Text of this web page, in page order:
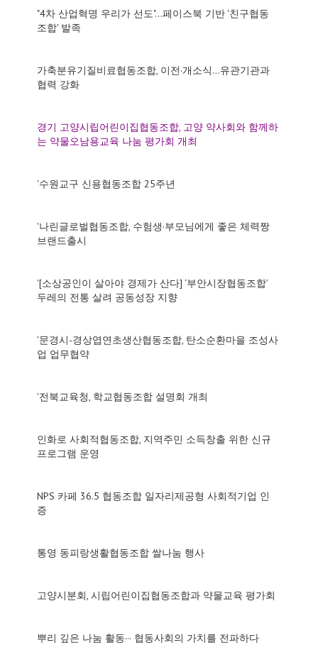
"4차 산업혁명 우리가 선도"…페이스북 기반 '친구협동
조합' 발족
가축분유기질비료협동조합, 이전·개소식…유관기관과
협력 강화
경기 고양시립어린이집협동조합, 고양 약사회와 함께하
는 약물오남용교육 나눔 평가회 개최
'수원교구 신용협동조합 25주년
'나린글로벌협동조합, 수험생·부모님에게 좋은 체력짱
브랜드출시
'[소상공인이 살아야 경제가 산다] ‘부안시장협동조합’
두레의 전통 살려 공동성장 지향
'문경시-경상엽연초생산협동조합, 탄소순환마을 조성사
업 업무협약
'전북교육청, 학교협동조합 설명회 개최
인화로 사회적협동조합, 지역주민 소득창출 위한 신규
프로그램 운영
NPS 카페 36.5 협동조합 일자리제공형 사회적기업 인
증
통영 동피랑생활협동조합 쌀나눔 행사
고양시분회, 시립어린이집협동조합과 약물교육 평가회
뿌리 깊은 나눔 활동··· 협동사회의 가치를 전파하다